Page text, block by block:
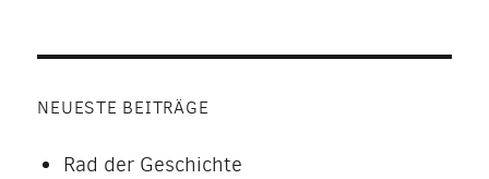
NEUESTE BEITRÄGE
Rad der Geschichte